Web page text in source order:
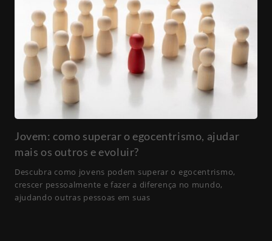
Jovem: como superar o egocentrismo, ajudar
mais os outros e evoluir?
Descubra como jovens podem superar o egocentrismo,
crescer pessoalmente e fazer a diferença no mundo,
ajudando outras pessoas em suas